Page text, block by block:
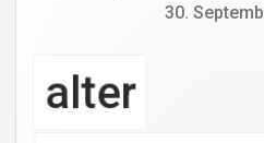
30.
alter